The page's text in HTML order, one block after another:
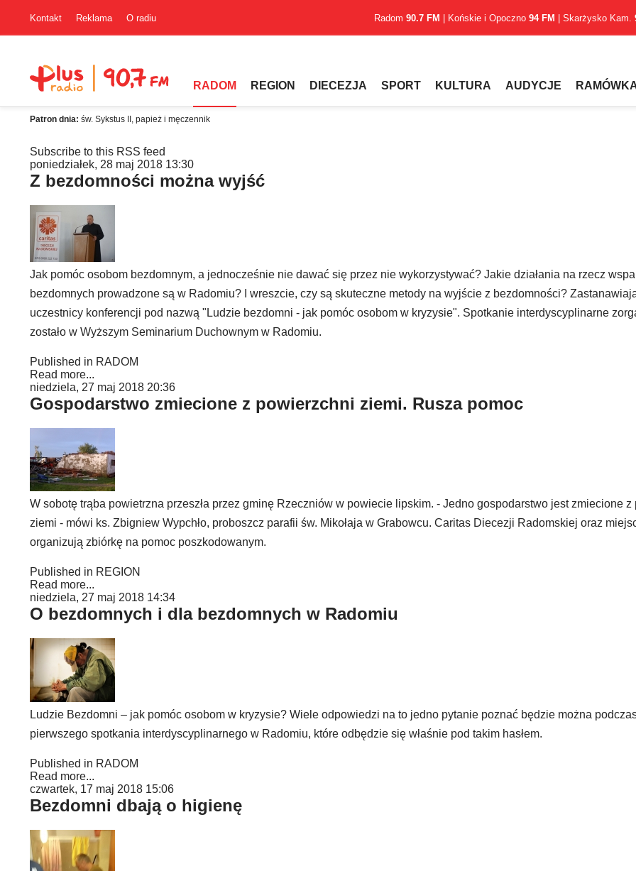
Kontakt Reklama O radiu Radom 90.7 FM | Końskie i Opoczno 94 FM | Skarżysko Kam.
RADOM REGION DIECEZJA SPORT KULTURA AUDYCJE
Patron dnia: św. Sykstus II, papież i męczennik
Subscribe to this RSS feed
poniedziałek, 28 maj 2018 13:30
Z bezdomności można wyjść
Jak pomóc osobom bezdomnym, a jednocześnie nie dawać się przez nie wykorzystywać? Jakie działania na rzecz
bezdomnych prowadzone są w Radomiu? I wreszcie, czy są skuteczne metody na wyjście z bezdomności?
uczestnicy konferencji pod nazwą "Ludzie bezdomni - jak pomóc osobom w kryzysie". Spotkanie interdyscyplinarne
zostało w Wyższym Seminarium Duchownym w Radomiu.
Published in RADOM
Read more...
niedziela, 27 maj 2018 20:36
Gospodarstwo zmiecione z powierzchni ziemi. Rusza pomoc
W sobotę trąba powietrzna przeszła przez gminę Rzeczniów w powiecie lipskim. - Jedno gospodarstwo jest zmiecione z
ziemi - mówi ks. Zbigniew Wypchło, proboszcz parafii św. Mikołaja w Grabowcu. Caritas Diecezji Radomskiej oraz
organizują zbiórkę na pomoc poszkodowanym.
Published in REGION
Read more...
niedziela, 27 maj 2018 14:34
O bezdomnych i dla bezdomnych w Radomiu
Ludzie Bezdomni – jak pomóc osobom w kryzysie? Wiele odpowiedzi na to jedno pytanie poznać będzie można
pierwszego spotkania interdyscyplinarnego w Radomiu, które odbędzie się właśnie pod takim hasłem.
Published in RADOM
Read more...
czwartek, 17 maj 2018 15:06
Bezdomni dbają o higienę